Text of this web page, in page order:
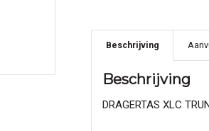
Beschrijving
Beschrijving
DRAGERTAS XLC